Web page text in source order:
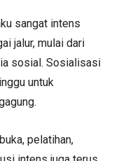
sangat intens
jalur, mulai dari
sosial. Sosialisasi
untuk
pelatihan,